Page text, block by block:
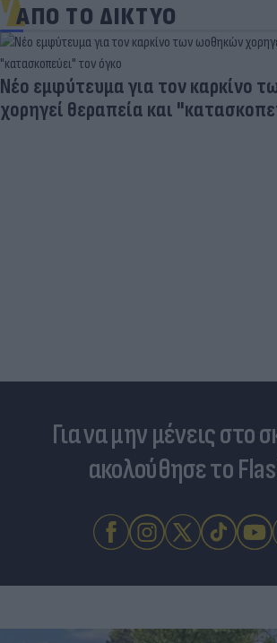
ΑΠΟ ΤΟ ΔΙΚΤΥΟ
Νέο εμφύτευμα για τον καρκίνο
χορηγεί θεραπεία και
Για να μην μένεις στο
ακολούθησε το